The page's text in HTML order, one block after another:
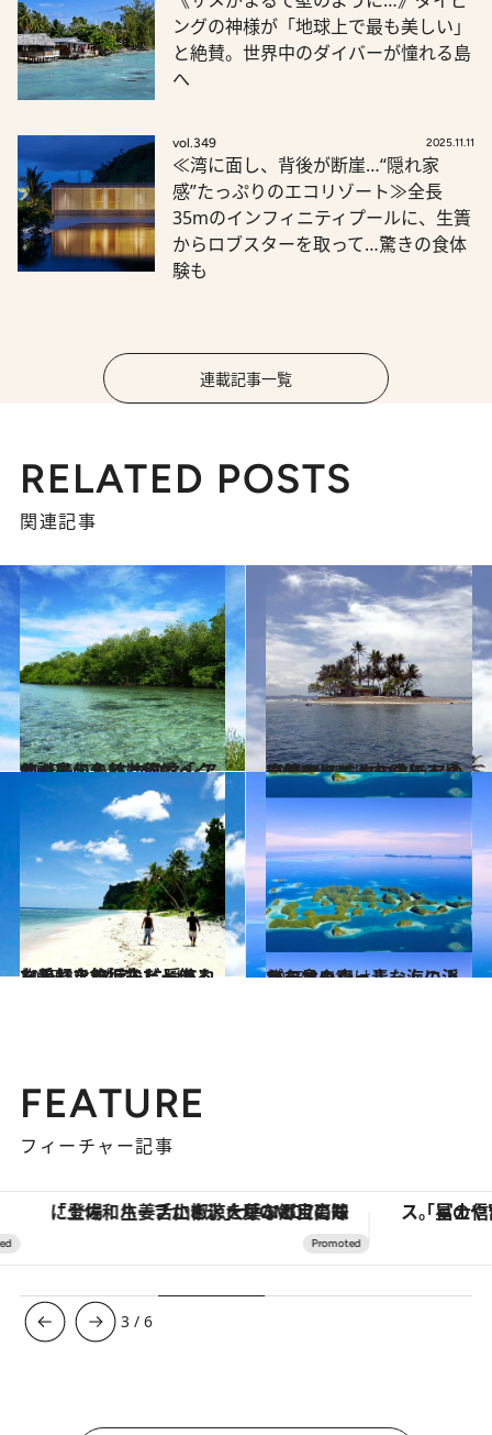
ングの神様が「地球上で最も美しい」
と絶賛。世界中のダイバーが憧れる島
へ
vol.349 2025.11.11
≪湾に面し、背後が断崖…“隠れ家
感”たっぷりのエコリゾート≫全長
35mのインフィニティプールに、生簀
からロブスターを取って…驚きの食体
験も
連載記事一覧
RELATED POSTS
関連記事
2015.6.13
かつての名前は何と「クサイ島」！ ミクロネシアの謎に包まれた秘境へ
旅＆お出かけ 2016.6.25
直径34メートルの無人島に泊まり ミクロネシアの自然のリズムを感じる
旅＆お出かけ
2015.3.21
お手軽な旅行先だと侮るなかれ！ グアムに隠された美しき無垢なビーチ
旅＆お出かけ 2013.10.10
パラオの真っ青な海に浮かぶマッシュルームのような島々
旅＆お出かけ
FEATURE
フィーチャー記事
「土佐和ハーブかき氷」がOMO7高知に登場！生姜、山椒、大葉など目にも舌にも涼を呼ぶ郷土の味
3 /6